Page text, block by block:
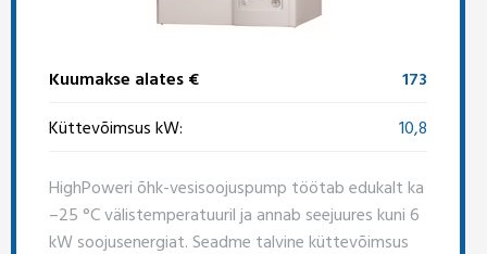
Kuumakse alates €
173
Küttevõimsus kW:
10,8
HighPoweri õhk-vesisoojuspump töötab edukalt ka
–25 °C välistemperatuuril ja annab seejuures kuni 6
kW soojusenergiat. Seadme talvine küttevõimsus